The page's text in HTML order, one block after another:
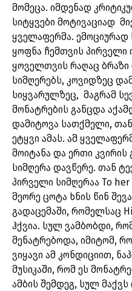
მომეცა. იმდენად
სიტყვები მოტივაციად
ყველაფერმა.
ყოფნა ჩემთვის პირველი
ყოველთვის რაღაც ბრაზი
სიმღერებს, კოვიდზეც
სიყვარულზეც, მაგრამ
მონატრების განცდა
დამიტოვა სათქმელი,
ეტყვი ამას. ამ
მოიტანა და ერთი კვირის
სიმღერა დავწერე. თან
პირველი სიმღერაა To
მეორე ცოტა ხნის წინ
გადაცემაში, რომელსაც
ჰქვია. სულ ვამბობდი,
მენატრებოდა, იმიტომ,
ვიყავი ამ კონდიციით,
მუსიკაში, რომ ეს
ამბის შემდეგ, სულ მაქვს